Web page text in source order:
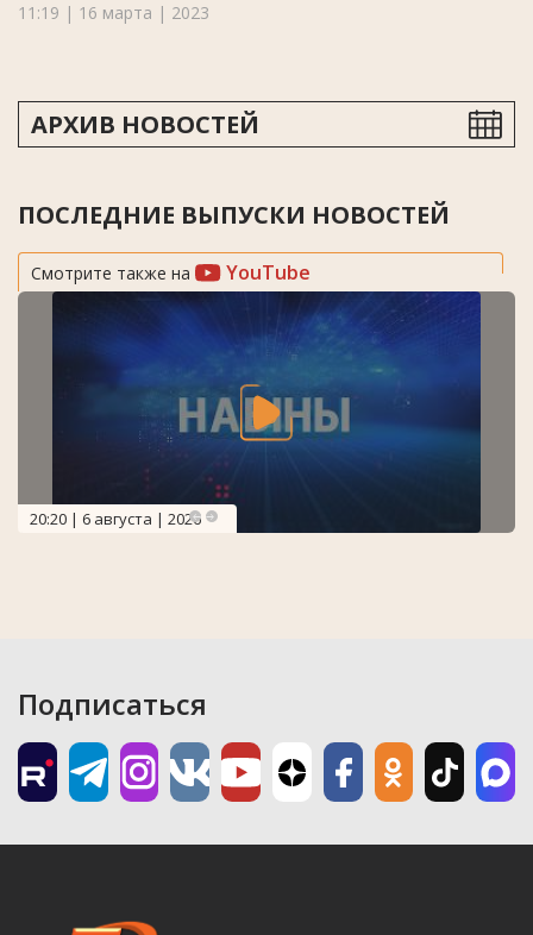
11:19 | 16 марта | 2023
АРХИВ НОВОСТЕЙ
ПОСЛЕДНИЕ ВЫПУСКИ НОВОСТЕЙ
Смотрите также на YouTube
20:20 | 6 августа | 2026
Подписаться